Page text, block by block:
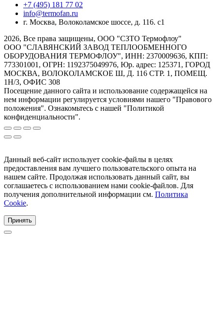
+7 (495) 181 77 02
info@termofan.ru
г. Москва, Волоколамское шоссе, д. 116. с1
2026, Все права защищены, ООО "СЗТО Термофлоу"
ООО "СЛАВЯНСКИЙ ЗАВОД ТЕПЛООБМЕННОГО
ОБОРУДОВАНИЯ ТЕРМОФЛОУ", ИНН: 2370009636, КПП:
773301001, ОГРН: 1192375049976, Юр. адрес: 125371, ГОРОД
МОСКВА, ВОЛОКОЛАМСКОЕ Ш, Д. 116 СТР. 1, ПОМЕЩ.
1Н/3, ОФИС 308
Посещение данного сайта и использование содержащейся на
нем информации регулируется условиями нашего "Правового
положения". Ознакомьтесь с нашей "Политикой
конфиденциальности".
Данный веб-сайт использует cookie-файлы в целях
предоставления вам лучшего пользовательского опыта на
нашем сайте. Продолжая использовать данный сайт, вы
соглашаетесь с использованием нами cookie-файлов. Для
получения дополнительной информации см. Политика
Cookie.
Принять